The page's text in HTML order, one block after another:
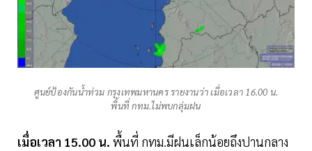
ศูนย์ป้องกันน้ำท่วม กรุงเทพมหานคร รายงานว่า เมื่อเวลา 16.00 น.
พื้นที่ กทม.ไม่พบกลุ่มฝน
เมื่อเวลา 15.00 น. พื้นที่ กทม.มีฝนเล็กน้อยถึงปานกลาง